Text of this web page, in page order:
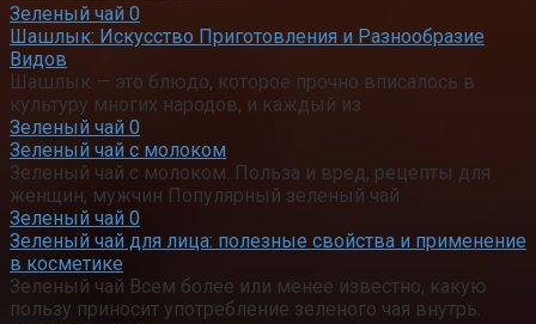
Зеленый чай 0
Шашлык: Искусство Приготовления и Разнообразие
Видов
Шашлык — это блюдо, которое прочно вписалось в
культуру многих народов, и каждый из
Зеленый чай 0
Зеленый чай с молоком
Зеленый чай с молоком. Польза и вред, рецепты для
женщин, мужчин Популярный зеленый чай
Зеленый чай 0
Зеленый чай для лица: полезные свойства и применение
в косметике
Зеленый чай Всем более или менее известно, какую
пользу приносит употребление зеленого чая внутрь.